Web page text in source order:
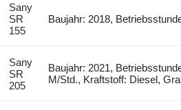
Sany
SR
155
Baujahr: 2018,
Sany
SR
205
Baujahr: 2021,
M/Std., Kraftstoff: Diesel,